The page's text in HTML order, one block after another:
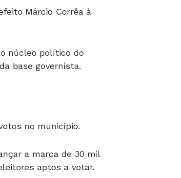
Márcio Corrêa à
núcleo político do
base governista.
no município.
a marca de 30 mil
aptos a votar.